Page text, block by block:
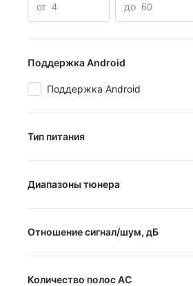
от до
Поддержка Android
Поддержка Android
Тип питания
от USB
от электросети
от батарей
Диапазоны тюнера
AM
FM
Отношение сигнал/шум, дБ
Количество полос АС